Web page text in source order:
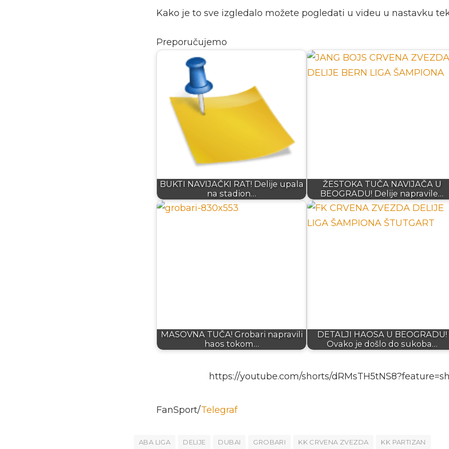
Kako je to sve izgledalo možete pogledati u videu u nastavku
Preporučujemo
BUKTI NAVIJAČKI RAT! Delije upala
na stadion…
ŽESTOKA TUČA NAVIJAČA U
BEOGRADU! Delije napravile…
MASOVNA TUČA! Grobari napravili
haos tokom…
DETALJI HAOSA U BEOGRADU!
Ovako je došlo do sukoba…
https://youtube.com/shorts/
FanSport/Telegraf
ABA LIGA DELIJE DUBAI GROBARI KK CRVENA ZVEZDA KK PARTIZAN